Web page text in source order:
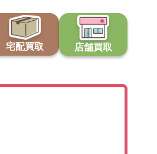
宅配買取 店舗買取